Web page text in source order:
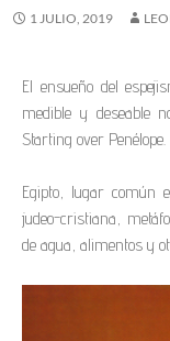
1 JULIO, 2019
El ensueño del
medible y deseable
Starting over Penélope.
Egipto, lugar común
judeo-cristiana,
de agua, alimentos y